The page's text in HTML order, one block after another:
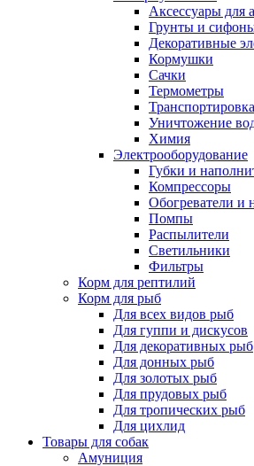
Аксессуары для
Грунты и
Декоративные
Кормушки
Сачки
Термометры
Уничтожение
Химия
Электрооборудование
Губки и
Компрессоры
Обогреватели и
Помпы
Распылители
Светильники
Фильтры
Корм для рептилий
Корм для рыб
Для всех видов рыб
Для гуппи и дискусов
Для декоративных рыб
Для донных рыб
Для золотых рыб
Для прудовых рыб
Для тропических рыб
Для цихлид
Товары для собак
Амуниция